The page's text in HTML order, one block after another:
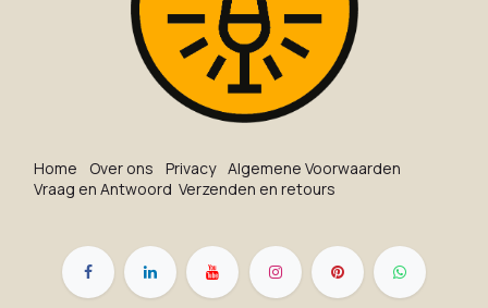
Ho​me O​ve​r on​s Privacy Algemene Voorwaarden
Vraag en Antwoord Verzenden en retours